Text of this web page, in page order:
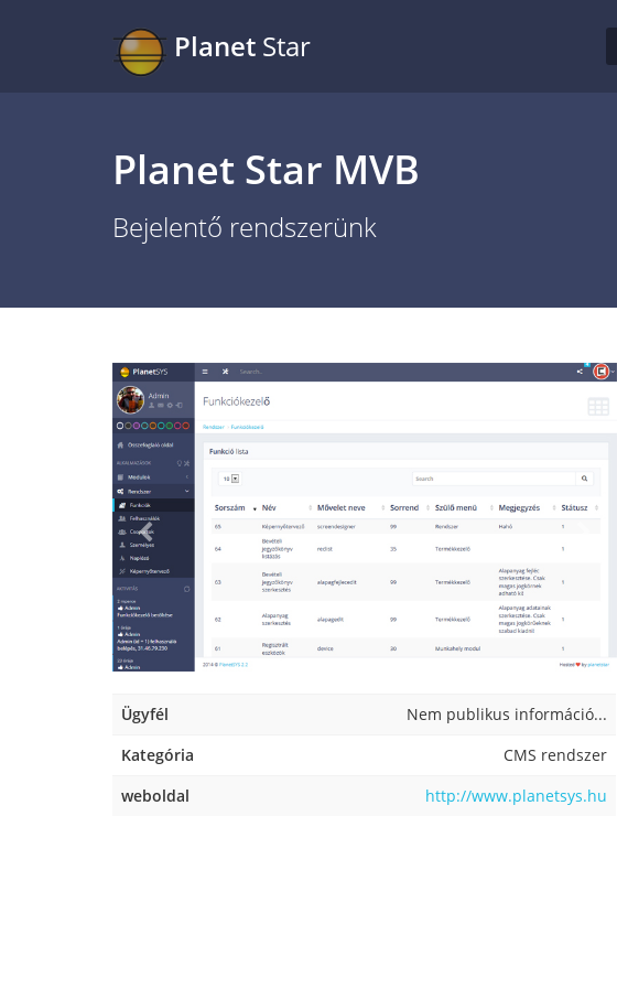
Planet Star
Planet Star MVB
Bejelentő rendszerünk
Ügyfél
Nem publikus információ...
Kategória
CMS rendszer
weboldal
http://www.planetsys.hu